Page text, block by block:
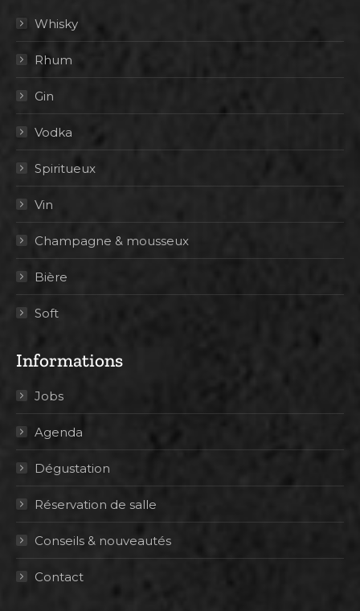
Whisky
Rhum
Gin
Vodka
Spiritueux
Vin
Champagne & mousseux
Bière
Soft
Informations
Jobs
Agenda
Dégustation
Réservation de salle
Conseils & nouveautés
Contact